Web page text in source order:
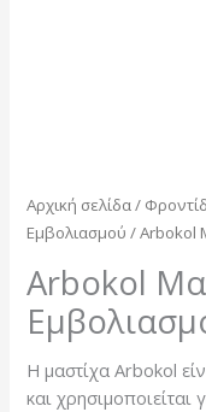
Αρχική σελίδα/
Εμβολιασμού / Arbokol
Arbokol
Η μαστίχα Arbokol
και